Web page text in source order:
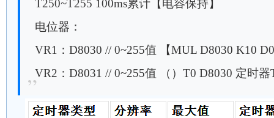
T250~T255 100ms累计【电容保持】
电位器：
VR1：D8030 // 0~255值 【MUL D8030 K10
VR2：D8031 // 0~255值 （）T0 D8030 定时